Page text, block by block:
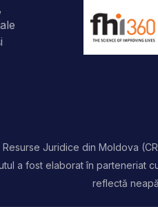
Juridice din Moldova
a fost elaborat în parteneriat
reflectă